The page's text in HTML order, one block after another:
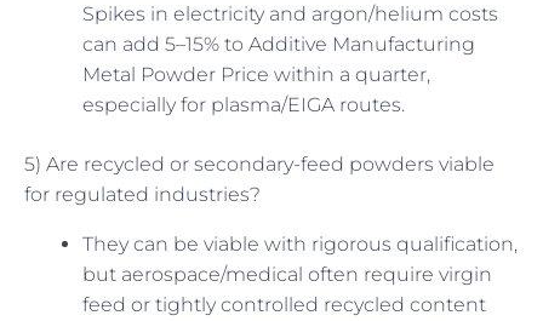
Spikes in electricity and argon/helium costs
can add 5–15% to Additive Manufacturing
Metal Powder Price within a quarter,
especially for plasma/EIGA routes.
5) Are recycled or secondary-feed powders viable
for regulated industries?
They can be viable with rigorous qualification,
but aerospace/medical often require virgin
feed or tightly controlled recycled content